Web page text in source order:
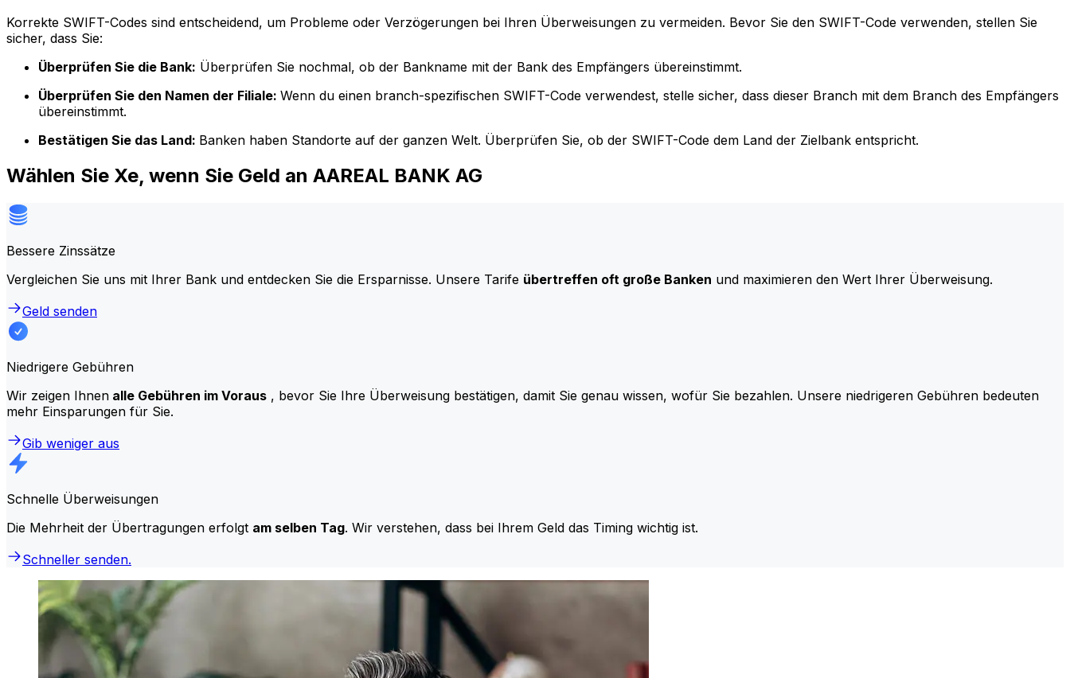
Korrekte SWIFT-Codes sind entscheidend, um Probleme oder Verzögerungen bei Ihren Überweisungen zu vermeiden. Bevor Sie den SWIFT-Code verwenden, stellen Sie
sicher, dass Sie:
Überprüfen Sie die Bank: Überprüfen Sie nochmal, ob der Bankname mit der Bank des Empfängers übereinstimmt.
Überprüfen Sie den Namen der Filiale: Wenn du einen branch-spezifischen SWIFT-Code verwendest, stelle sicher, dass dieser Branch mit dem Branch des Empfängers
übereinstimmt.
Bestätigen Sie das Land: Banken haben Standorte auf der ganzen Welt. Überprüfen Sie, ob der SWIFT-Code dem Land der Zielbank entspricht.
Wählen Sie Xe, wenn Sie Geld an AAREAL BANK AG
Bessere Zinssätze
Vergleichen Sie uns mit Ihrer Bank und entdecken Sie die Ersparnisse. Unsere Tarife übertreffen oft große Banken und maximieren den Wert Ihrer Überweisung.
Geld senden
Niedrigere Gebühren
Wir zeigen Ihnen alle Gebühren im Voraus , bevor Sie Ihre Überweisung bestätigen, damit Sie genau wissen, wofür Sie bezahlen. Unsere niedrigeren Gebühren bedeuten
mehr Einsparungen für Sie.
Gib weniger aus
Schnelle Überweisungen
Die Mehrheit der Übertragungen erfolgt am selben Tag. Wir verstehen, dass bei Ihrem Geld das Timing wichtig ist.
Schneller senden.